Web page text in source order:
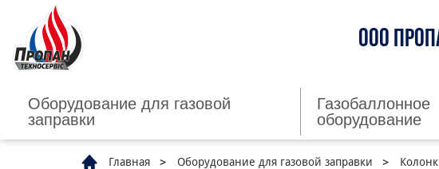
ООО
Оборудование для газовой
заправки
Газобаллонное
оборудование
Главная Оборудование для газовой заправки